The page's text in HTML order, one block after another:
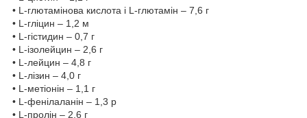
• L-глютамінова кислота і L-глютамін – 7,6 г
• L-гліцин – 1,2 м
• L-гістидин – 0,7 г
• L-ізолейцин – 2,6 г
• L-лейцин – 4,8 г
• L-лізин – 4,0 г
• L-метіонін – 1,1 г
• L-фенілаланін – 1,3 р
• L-пролін – 2,6 г